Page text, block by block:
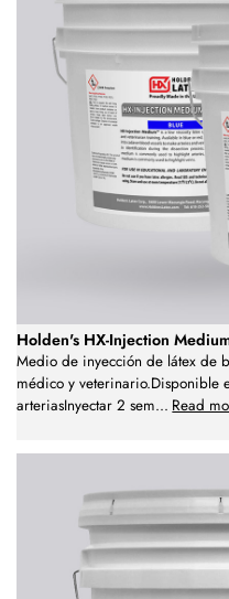
Holden's HX-Injection
Medio de inyección de látex de
médico y veterinario.Disponible
arteriasInyectar 2 sem... Read